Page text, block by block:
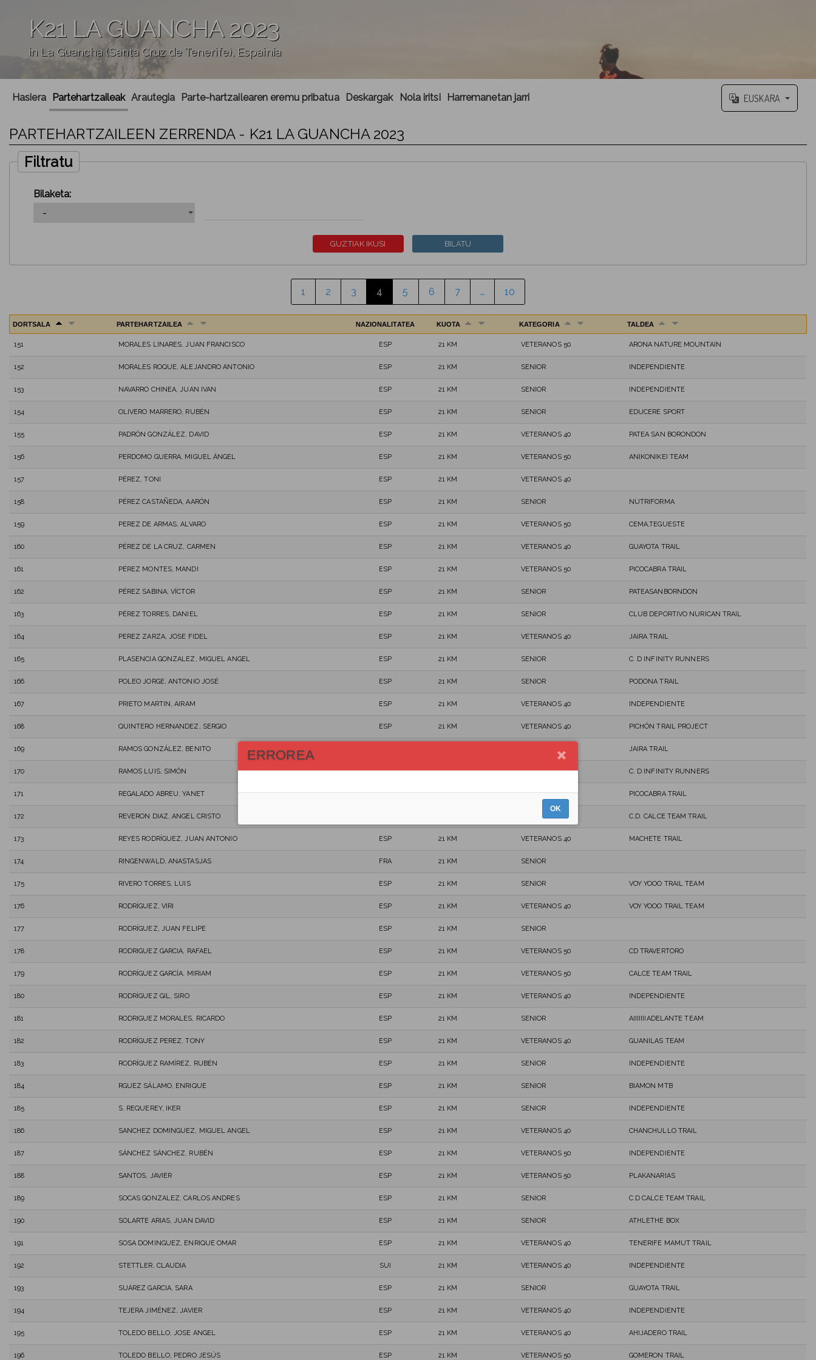
K21 LA GUANCHA 2023
in La Guancha (Santa Cruz de Tenerife), Espainia
Hasiera Partehartzaileak Arautegia Parte-hartzailearen eremu pribatua Deskargak Nola iritsi Harremanetan jarri EUSKARA
PARTEHARTZAILEEN ZERRENDA - K21 LA GUANCHA 2023
Filtratu
Bilaketa:
1 2 3 4 5 6 7 … 10
DORTSALA PARTEHARTZAILEA NAZIONALITATEA KUOTA KATEGORIA TALDEA
151 MORALES LINARES, JUAN FRANCISCO ESP 21 KM VETERANOS 50 ARONA NATURE MOUNTAIN
152 MORALES ROQUE, ALEJANDRO ANTONIO ESP 21 KM SENIOR INDEPENDIENTE
153 NAVARRO CHINEA, JUAN IVAN ESP 21 KM SENIOR INDEPENDIENTE
154 OLIVERO MARRERO, RUBÉN ESP 21 KM SENIOR EDUCERE SPORT
155 PADRÓN GONZÁLEZ, DAVID ESP 21 KM VETERANOS 40 PATEA SAN BORONDON
156 PERDOMO GUERRA, MIGUEL ÁNGEL ESP 21 KM VETERANOS 50 ANIKONIKEI TEAM
157 PÉREZ, TONI ESP 21 KM VETERANOS 40
158 PÉREZ CASTAÑEDA, AARÓN ESP 21 KM SENIOR NUTRIFORMA
159 PEREZ DE ARMAS, ALVARO ESP 21 KM VETERANOS 50 CEMA,TEGUESTE
160 PÉREZ DE LA CRUZ, CARMEN ESP 21 KM VETERANOS 40 GUAYOTA TRAIL
161 PÉREZ MONTES, MANDI ESP 21 KM VETERANOS 50 PICOCABRA TRAIL
162 PÉREZ SABINA, VÍCTOR ESP 21 KM SENIOR PATEASANBORNDON
163 PÉREZ TORRES, DANIEL ESP 21 KM SENIOR CLUB DEPORTIVO NURICAN TRAIL
164 PEREZ ZARZA, JOSE FIDEL ESP 21 KM VETERANOS 40 JAIRA TRAIL
165 PLASENCIA GONZALEZ, MIGUEL ANGEL ESP 21 KM SENIOR C. D INFINITY RUNNERS
166 POLEO JORGE, ANTONIO JOSÉ ESP 21 KM SENIOR PODONA TRAIL
167 PRIETO MARTIN, AIRAM ESP 21 KM VETERANOS 40 INDEPENDIENTE
168 QUINTERO HERNANDEZ, SERGIO ESP 21 KM VETERANOS 40 PICHÓN TRAIL PROJECT
169 RAMOS GONZÁLEZ, BENITO JAIRA TRAIL
170 RAMOS LUIS, SIMÓN ESP 21 KM SENIOR C. D INFINITY RUNNERS
171 REGALADO ABREU, YANET ESP 21 KM VETERANOS 40 PICOCABRA TRAIL
172 REVERON DIAZ, ANGEL CRISTO SENIOR C.D. CALCE TEAM TRAIL
173 REYES RODRÍGUEZ, JUAN ANTONIO ESP 21 KM VETERANOS 40 MACHETE TRAIL
174 RINGENWALD, ANASTASJAS FRA 21 KM SENIOR
175 RIVERO TORRES, LUIS ESP 21 KM SENIOR VOY YOOO TRAIL TEAM
176 RODRÍGUEZ, VIRI ESP 21 KM VETERANOS 40 VOY YOOO TRAIL TEAM
177 RODRÍGUEZ, JUAN FELIPE ESP 21 KM SENIOR
178 RODRIGUEZ GARCIA, RAFAEL ESP 21 KM VETERANOS 50 CD TRAVERTORO
179 RODRÍGUEZ GARCÍA, MIRIAM ESP 21 KM VETERANOS 50 CALCE TEAM TRAIL
180 RODRÍGUEZ GIL, SIRO ESP 21 KM VETERANOS 40 INDEPENDIENTE
181 RODRIGUEZ MORALES, RICARDO ESP 21 KM SENIOR AIIIIIIIADELANTE TEAM
182 RODRÍGUEZ PEREZ, TONY ESP 21 KM VETERANOS 40 GUANILAS TEAM
183 RODRÍGUEZ RAMÍREZ, RUBÉN ESP 21 KM SENIOR INDEPENDIENTE
184 RGUEZ SÁLAMO, ENRIQUE ESP 21 KM SENIOR BIAMON MTB
185 S. REQUEREY, IKER ESP 21 KM SENIOR INDEPENDIENTE
186 SANCHEZ DOMINGUEZ, MIGUEL ANGEL ESP 21 KM VETERANOS 40 CHANCHULLO TRAIL
187 SÁNCHEZ SÁNCHEZ, RUBÉN ESP 21 KM VETERANOS 50 INDEPENDIENTE
188 SANTOS, JAVIER ESP 21 KM VETERANOS 50 PLAKANARIAS
189 SOCAS GONZALEZ, CARLOS ANDRES ESP 21 KM SENIOR C.D CALCE TEAM TRAIL
190 SOLARTE ARIAS, JUAN DAVID ESP 21 KM SENIOR ATHLETHE BOX
191 SOSA DOMINGUEZ, ENRIQUE OMAR ESP 21 KM VETERANOS 40 TENERIFE MAMUT TRAIL
192 STETTLER, CLAUDIA SUI 21 KM VETERANOS 40 INDEPENDIENTE
193 SUÁREZ GARCIA, SARA ESP 21 KM SENIOR GUAYOTA TRAIL
194 TEJERA JIMÉNEZ, JAVIER ESP 21 KM VETERANOS 40 INDEPENDIENTE
195 TOLEDO BELLO, JOSE ANGEL ESP 21 KM VETERANOS 40 AHIJADERO TRAIL
196 TOLEDO BELLO, PEDRO JESÚS ESP 21 KM VETERANOS 50 GOMERON TRAIL
ERROREA
OK